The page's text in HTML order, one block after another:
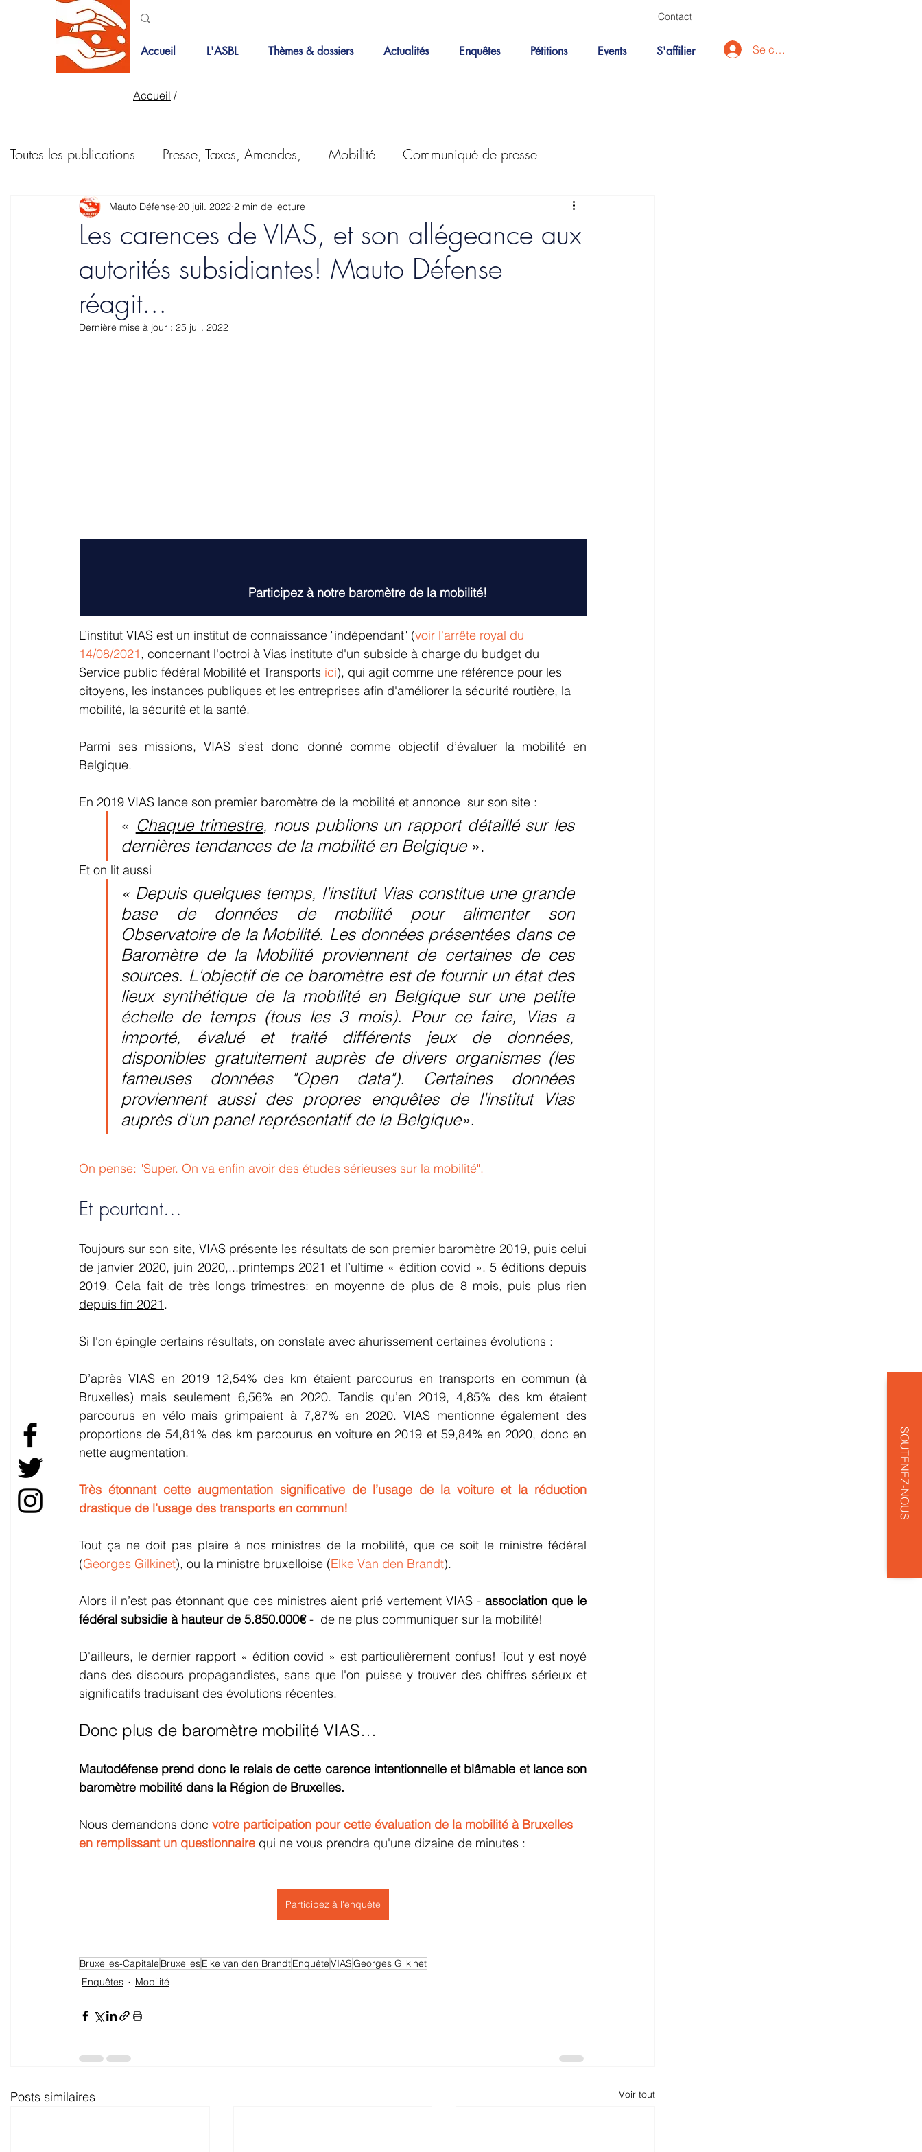
Contact
Accueil L'ASBL Thèmes & dossiers Actualités Enquêtes Pétitions Events S'affilier Se connecter
SOUTENEZ-NOUS
Accueil /
Toutes les publications Presse, Taxes, Amendes, Mobilité Communiqué de presse
Bois de la cambre Courriers PMR Actions
Pistes cyclables Revue de presse Taxes Petitions Stationnement
Carburants Amendes routières
Les carences de VIAS, et son allégeance aux
autorités subsidiantes! Mauto Défense
réagit...
Mauto Défense 20 juil. 2022 2 min de lecture
Dernière mise à jour : 25 juil. 2022
Participez à notre baromètre de la mobilité!
L’institut VIAS est un institut de connaissance "indépendant" (voir l'arrête royal du
14/08/2021 , concernant l'octroi à Vias institute d'un subside à charge du budget du
Service public fédéral Mobilité et Transports ici), qui agit comme une référence pour les
citoyens, les instances publiques et les entreprises afin d'améliorer la sécurité routière, la
mobilité, la sécurité et la santé.
Parmi ses missions, VIAS s’est donc donné comme objectif d’évaluer la mobilité en
Belgique.
En 2019 VIAS lance son premier baromètre de la mobilité et annonce  sur son site :
« Chaque trimestre, nous publions un rapport détaillé sur les
dernières tendances de la mobilité en Belgique ».
Et on lit aussi
« Depuis quelques temps, l'institut Vias constitue une grande
base de données de mobilité pour alimenter son
Observatoire de la Mobilité. Les données présentées dans ce
Baromètre de la Mobilité proviennent de certaines de ces
sources. L'objectif de ce baromètre est de fournir un état des
lieux synthétique de la mobilité en Belgique sur une petite
échelle de temps (tous les 3 mois). Pour ce faire, Vias a
importé, évalué et traité différents jeux de données,
disponibles gratuitement auprès de divers organismes (les
fameuses données "Open data"). Certaines données
proviennent aussi des propres enquêtes de l'institut Vias
auprès d'un panel représentatif de la Belgique».
On pense: "Super. On va enfin avoir des études sérieuses sur la mobilité".
Et pourtant...
Toujours sur son site, VIAS présente les résultats de son premier baromètre 2019, puis celui
de janvier 2020, juin 2020,...printemps 2021 et l’ultime « édition covid ». 5 éditions depuis
2019. Cela fait de très longs trimestres: en moyenne de plus de 8 mois, puis plus rien
depuis fin 2021 .
Si l'on épingle certains résultats, on constate avec ahurissement certaines évolutions :
D’après VIAS en 2019 12,54% des km étaient parcourus en transports en commun (à
Bruxelles) mais seulement 6,56% en 2020. Tandis qu’en 2019, 4,85% des km étaient
parcourus en vélo mais grimpaient à 7,87% en 2020. VIAS mentionne également des
proportions de 54,81% des km parcourus en voiture en 2019 et 59,84% en 2020, donc en
nette augmentation.
Très étonnant cette augmentation significative de l’usage de la voiture et la réduction
drastique de l’usage des transports en commun!
Tout ça ne doit pas plaire à nos ministres de la mobilité, que ce soit le ministre fédéral
(Georges Gilkinet), ou la ministre bruxelloise (Elke Van den Brandt).
Alors il n’est pas étonnant que ces ministres aient prié vertement VIAS - association que le
fédéral subsidie à hauteur de 5.850.000€ -  de ne plus communiquer sur la mobilité!
D'ailleurs, le dernier rapport « édition covid » est particulièrement confus! Tout y est noyé
dans des discours propagandistes, sans que l'on puisse y trouver des chiffres sérieux et
significatifs traduisant des évolutions récentes.
Donc plus de baromètre mobilité VIAS…
Mautodéfense prend donc le relais de cette carence intentionnelle et blâmable et lance son
baromètre mobilité dans la Région de Bruxelles.
Nous demandons donc votre participation pour cette évaluation de la mobilité à Bruxelles
en remplissant un questionnaire qui ne vous prendra qu'une dizaine de minutes :
Participez à l'enquête
Bruxelles-Capitale BruxellesElke van den BrandtEnquêteVIASGeorges Gilkinet
Enquêtes
Mobilité
Posts similaires Voir tout